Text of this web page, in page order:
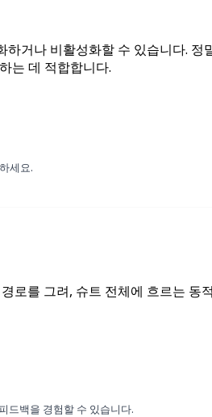
거나 비활성화할 수 있습니다. 정
는 데 적합합니다.
세요.
로를 그려, 슈트 전체에 흐르는 동
드백을 경험할 수 있습니다.